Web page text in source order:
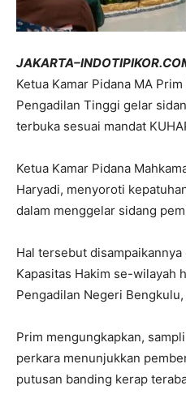
Ketua Kamar Pidana MA
Pengadilan Tinggi gelar
terbuka sesuai mandat
Ketua Kamar Pidana
Haryadi, menyoroti
dalam menggelar sidang
Hal tersebut
Kapasitas Hakim se-wilayah
Pengadilan Negeri
Prim mengungkapkan,
perkara menunjukkan
putusan banding kerap